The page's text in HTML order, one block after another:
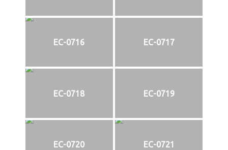
EC-0716 EC-0717
EC-0718 EC-0719
EC-0720 EC-0721